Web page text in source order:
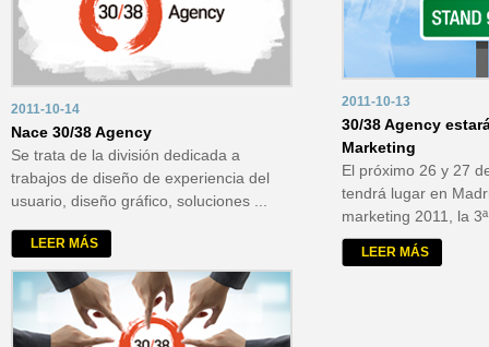
2011-10-14
Nace 30/38 Agency
Se trata de la división dedicada a
trabajos de diseño de experiencia del
usuario, diseño gráfico, soluciones ...
LEER MÁS
2011-10-13
30/38 Agency
Marketing
El próximo 26 y 27
tendrá lugar en
marketing 2011, la
LEER MÁS